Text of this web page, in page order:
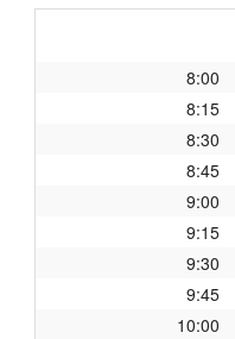
8:00
8:15
8:30
8:45
9:00
9:15
9:30
9:45
10:00